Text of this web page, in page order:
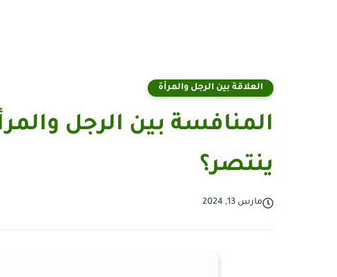
العلاقة بين الرجل والمرأة
المنافسة بين الرجل
ينتصر؟
مارس 13, 2024